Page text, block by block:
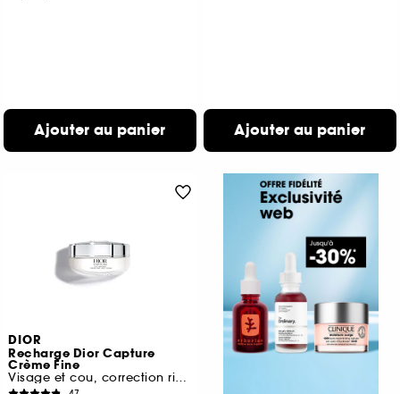
Ajouter au panier Ajouter au panier
DIOR
Recharge Dior Capture
Crème Fine
Visage et cou, correction rides et fermeté